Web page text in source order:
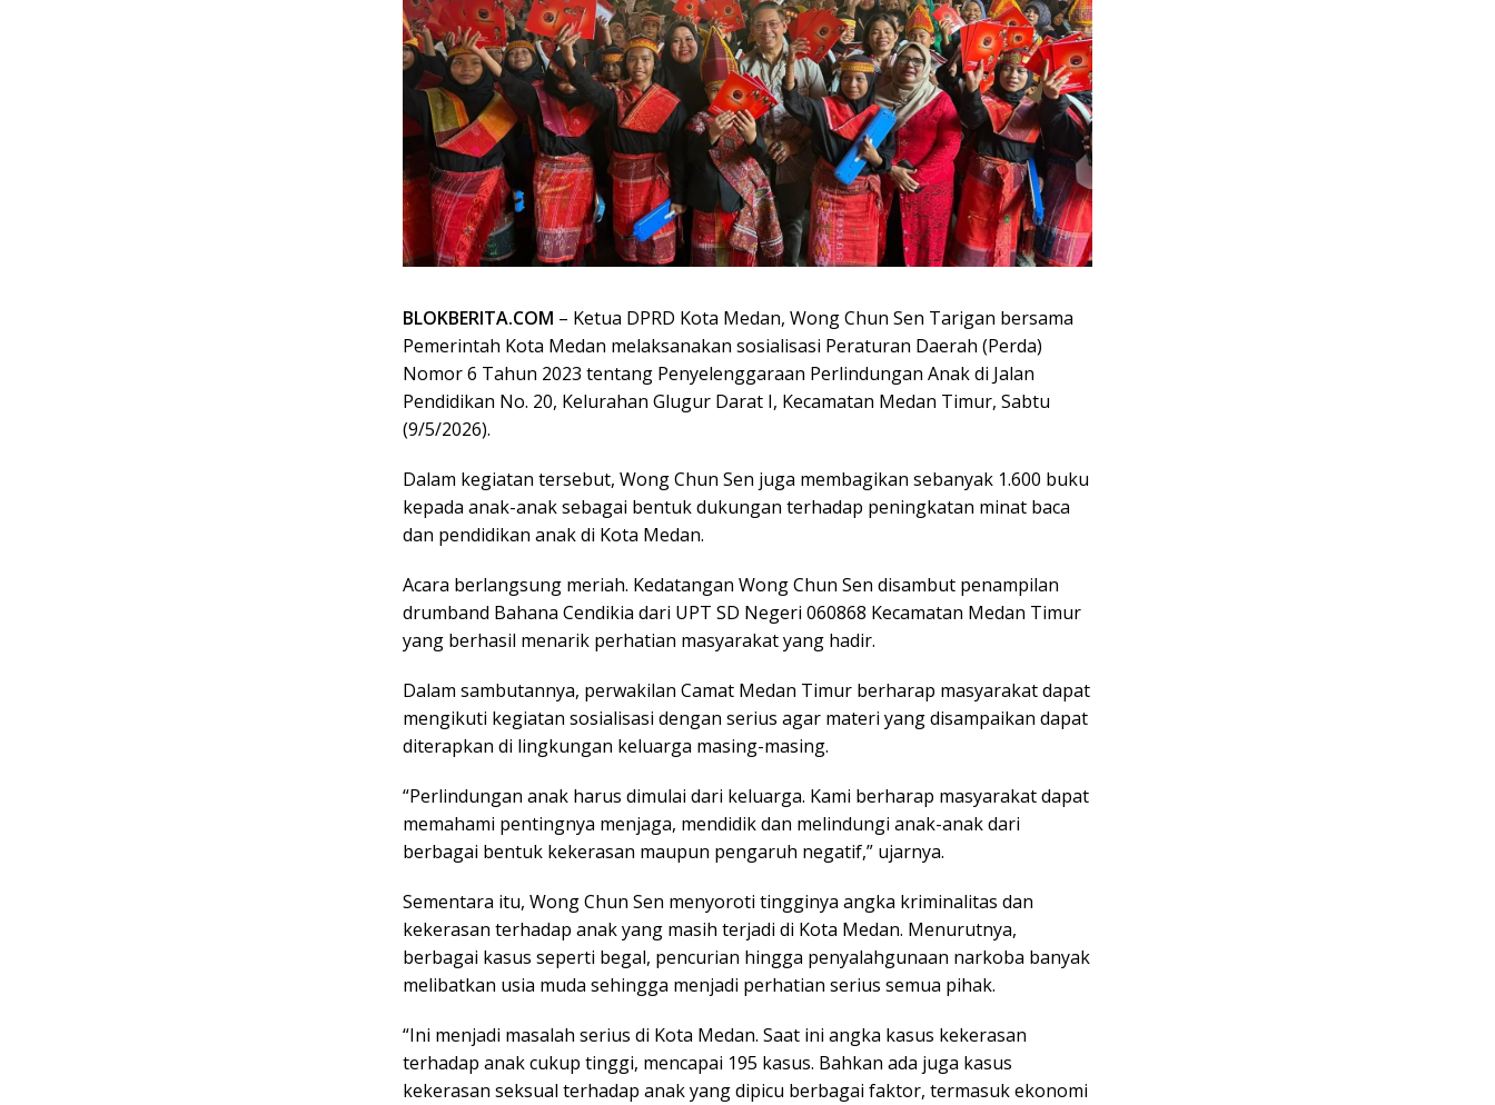
BLOKBERITA.COM – Ketua DPRD Kota Medan, Wong Chun Sen Tarigan bersama
Pemerintah Kota Medan melaksanakan sosialisasi Peraturan Daerah (Perda)
Nomor 6 Tahun 2023 tentang Penyelenggaraan Perlindungan Anak di Jalan
Pendidikan No. 20, Kelurahan Glugur Darat I, Kecamatan Medan Timur, Sabtu
(9/5/2026).
Dalam kegiatan tersebut, Wong Chun Sen juga membagikan sebanyak 1.600 buku
kepada anak-anak sebagai bentuk dukungan terhadap peningkatan minat baca
dan pendidikan anak di Kota Medan.
Acara berlangsung meriah. Kedatangan Wong Chun Sen disambut penampilan
drumband Bahana Cendikia dari UPT SD Negeri 060868 Kecamatan Medan Timur
yang berhasil menarik perhatian masyarakat yang hadir.
Dalam sambutannya, perwakilan Camat Medan Timur berharap masyarakat dapat
mengikuti kegiatan sosialisasi dengan serius agar materi yang disampaikan dapat
diterapkan di lingkungan keluarga masing-masing.
“Perlindungan anak harus dimulai dari keluarga. Kami berharap masyarakat dapat
memahami pentingnya menjaga, mendidik dan melindungi anak-anak dari
berbagai bentuk kekerasan maupun pengaruh negatif,” ujarnya.
Sementara itu, Wong Chun Sen menyoroti tingginya angka kriminalitas dan
kekerasan terhadap anak yang masih terjadi di Kota Medan. Menurutnya,
berbagai kasus seperti begal, pencurian hingga penyalahgunaan narkoba banyak
melibatkan usia muda sehingga menjadi perhatian serius semua pihak.
“Ini menjadi masalah serius di Kota Medan. Saat ini angka kasus kekerasan
terhadap anak cukup tinggi, mencapai 195 kasus. Bahkan ada juga kasus
kekerasan seksual terhadap anak yang dipicu berbagai faktor, termasuk ekonomi